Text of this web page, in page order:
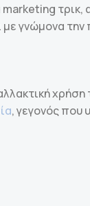
γνώμονα
χρήση
, γεγονός που